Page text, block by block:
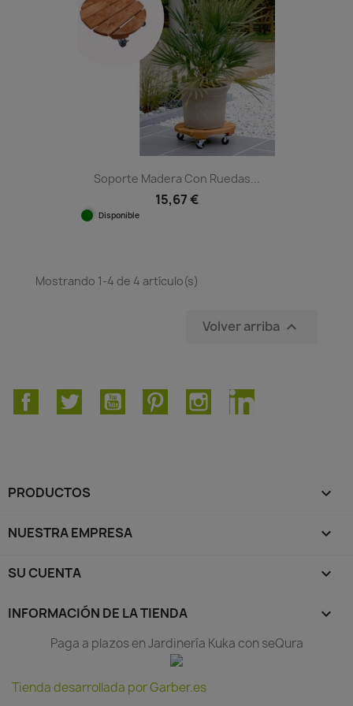
Soporte Madera Con Ruedas...
15,67 €
Disponible
Mostrando 1-4 de 4 artículo(s)
Volver arriba 
FacebookTwitter YouTube PinterestInstagramLinkedIn
PRODUCTOS 
NUESTRA EMPRESA 
SU CUENTA 
INFORMACIÓN DE LA TIENDA keyboard_arrow_down
Paga a plazos en Jardinería Kuka con seQura
Tienda desarrollada por Garber.es